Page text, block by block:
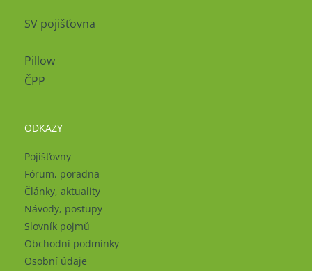
SV pojišťovna
Pillow
ČPP
ODKAZY
Pojišťovny
Fórum, poradna
Články, aktuality
Návody, postupy
Slovník pojmů
Obchodní podmínky
Osobní údaje